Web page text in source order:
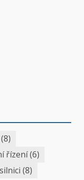
(8)
řízení(6)
(8)